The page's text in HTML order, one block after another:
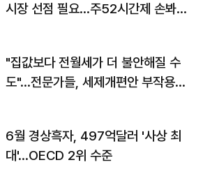
시장 선점 필요…주52시간제 손봐
"집값보다 전월세가 더 불안해질 수
도"…전문가들, 세제개편안 부작용
6월 경상흑자, 497억달러 '사상 최
대'…OECD 2위 수준